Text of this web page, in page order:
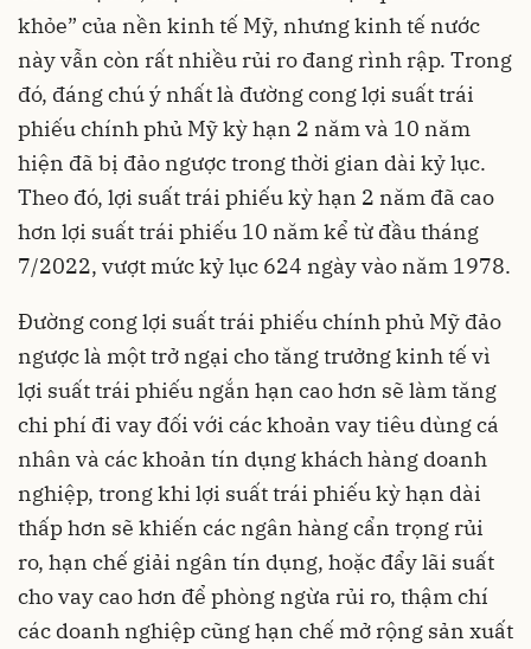
khỏe” của nền kinh tế Mỹ, nhưng kinh tế nước
này vẫn còn rất nhiều rủi ro đang rình rập. Trong
đó, đáng chú ý nhất là đường cong lợi suất trái
phiếu chính phủ Mỹ kỳ hạn 2 năm và 10 năm
hiện đã bị đảo ngược trong thời gian dài kỷ lục.
Theo đó, lợi suất trái phiếu kỳ hạn 2 năm đã cao
hơn lợi suất trái phiếu 10 năm kể từ đầu tháng
7/2022, vượt mức kỷ lục 624 ngày vào năm 1978.
Đường cong lợi suất trái phiếu chính phủ Mỹ đảo
ngược là một trở ngại cho tăng trưởng kinh tế vì
lợi suất trái phiếu ngắn hạn cao hơn sẽ làm tăng
chi phí đi vay đối với các khoản vay tiêu dùng cá
nhân và các khoản tín dụng khách hàng doanh
nghiệp, trong khi lợi suất trái phiếu kỳ hạn dài
thấp hơn sẽ khiến các ngân hàng cẩn trọng rủi
ro, hạn chế giải ngân tín dụng, hoặc đẩy lãi suất
cho vay cao hơn để phòng ngừa rủi ro, thậm chí
các doanh nghiệp cũng hạn chế mở rộng sản xuất